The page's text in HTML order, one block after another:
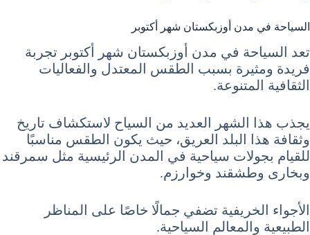
السياحة في مدن أوزبكستان شهر أكتوبر
تعد السياحة في مدن أوزبكستان شهر أكتوبر تجربة
فريدة ومثيرة بسبب الطقس المعتدل والفعاليات
الثقافية المتنوعة.
يجذب هذا الشهر العديد من السياح لاستكشاف تاريخ
وثقافة هذا البلد العريق، حيث يكون الطقس مناسبًا
للقيام بجولات سياحية في المدن الرئيسية مثل سمرقند
وبخارى وطشقند وخوارزم.
الأجواء الخريفية تضفي جمالًا خاصًا على المناظر
الطبيعية والمعالم السياحية.